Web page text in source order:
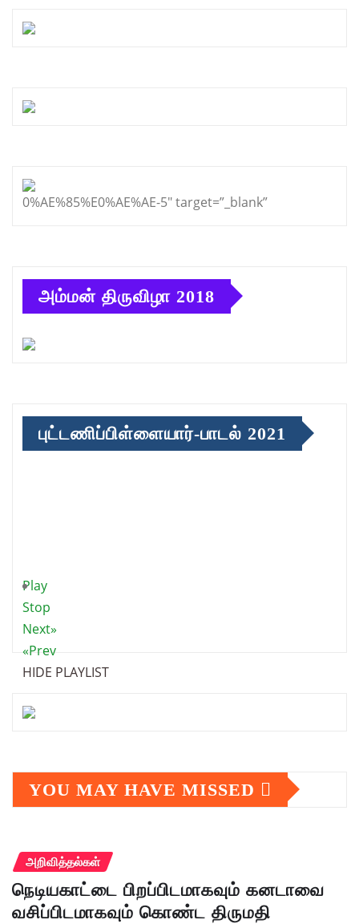
0%AE%85%E0%AE%AE-5″ target=”_blank”
அம்மன் திருவிழா 2018
புட்டணிப்பிள்ளையார்-பாடல் 2021
Play
Stop
Next»
«Prev
HIDE PLAYLIST
YOU MAY HAVE MISSED
அறிவித்தல்கள்
நெடியகாட்டை பிறப்பிடமாகவும் கனடாவை
வசிப்பிடமாகவும் கொண்ட திருமதி